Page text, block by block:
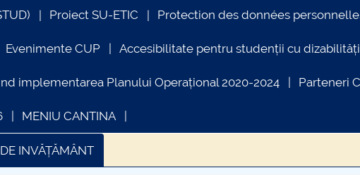
Proiect SU-ETIC Protection des données
Evenimente CUP Accesibilitate pentru studenții cu dizabilități
implementarea Planului Operațional 2020-2024 Parteneri
MENIU CANTINA
INVĂȚĂMÂNT